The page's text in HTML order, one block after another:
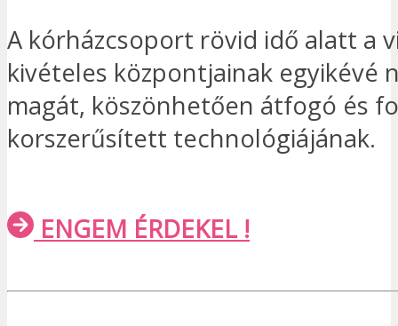
A kórházcsoport rövid idő alatt a
kivételes központjainak egyikévé
magát, köszönhetően átfogó és
korszerűsített technológiájának.
ENGEM ÉRDEKEL !